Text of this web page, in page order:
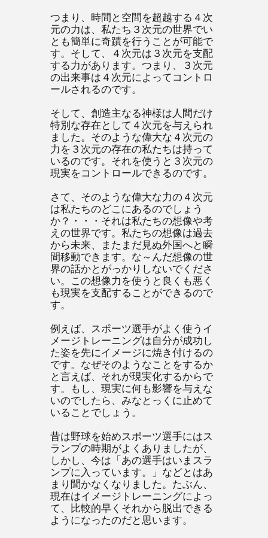
つまり、時間と空間を超越する４次
元の力は、私たち３次元の世界でい
とも簡単に奇蹟を行うことが可能で
す。そして、４次元は３次元を支配
する力があります。つまり、３次元
の出来事は４次元によってコントロ
ールされるのです。
そして、創造主なる神様は人間だけ
特別な存在として４次元を与えられ
ました。そのような偉大な４次元の
力を３次元の存在の私たちは持って
いるのです。それを使うと３次元の
現実をコントロールできるのです。
さて、そのような偉大な力の４次元
は私たちのどこにあるのでしょう
か？・・・それは私たちの想像や考
えの世界です。私たちの想像は過去
から未来、またまだ見ぬ外国へと瞬
間移動できます。な～んだ想像の世
界の話かとがっかりしないでくださ
い。この想像力を使うと良くも悪く
も現実を支配することができるので
す。
例えば、スポーツ選手がよく使うイ
メージトレーニングは自分が成功し
た姿を先にイメージに焼き付けるの
です。なぜそのようなことをするか
と言えば、それが現実化するからで
す。もし、現実に何も影響を与えな
いのでしたら、みなとっくに止めて
いることでしょう。
昔は野球を始めスポーツ選手にはス
ランプの時期がよくありましたが、
しかし、今は「あの選手はいまスラ
ンプに入っています。」などとはあ
まり聞かなくなりました。たぶん、
現在はイメージトレーニングによっ
て、比較的早くそれから脱出できる
ようになったのだと思います。